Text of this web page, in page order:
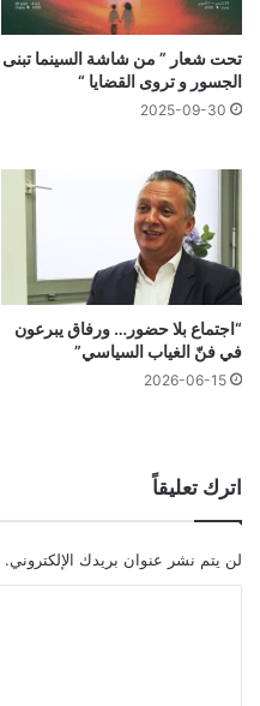
تحت شعار ” من شاشة السينما تبنى
الجسور و تروى القضايا “
2025-09-30
“اجتماع بلا حضور… ورفاق يبرعون
في فنّ الغياب السياسي”
2026-06-15
اترك تعليقاً
لن يتم نشر عنوان بريدك الإلكتروني.